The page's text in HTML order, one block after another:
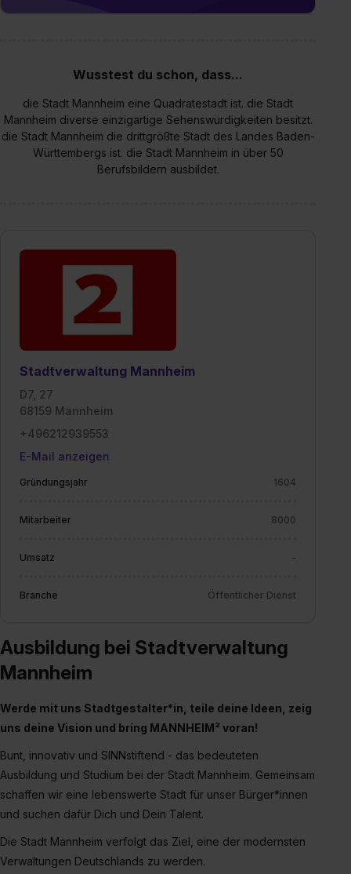
Wusstest du schon, dass...
die Stadt Mannheim eine Quadratestadt ist. die Stadt
Mannheim diverse einzigartige Sehenswürdigkeiten besitzt.
die Stadt Mannheim die drittgrößte Stadt des Landes Baden-
Württembergs ist. die Stadt Mannheim in über 50
Berufsbildern ausbildet.
Stadtverwaltung Mannheim
D7, 27
68159 Mannheim
+496212939553
E-Mail anzeigen
Gründungsjahr 1604
Mitarbeiter 8000
Umsatz -
Branche Öffentlicher Dienst
Ausbildung bei Stadtverwaltung
Mannheim
Werde mit uns Stadtgestalter*in, teile deine Ideen, zeig
uns deine Vision und bring MANNHEIM² voran!
Bunt, innovativ und SINNstiftend - das bedeuteten
Ausbildung und Studium bei der Stadt Mannheim. Gemeinsam
schaffen wir eine lebenswerte Stadt für unser Bürger*innen
und suchen dafür Dich und Dein Talent.
Die Stadt Mannheim verfolgt das Ziel, eine der modernsten
Verwaltungen Deutschlands zu werden.